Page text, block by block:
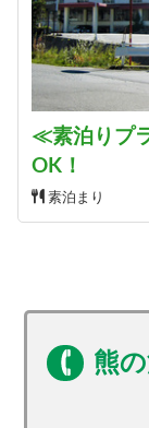
≪素泊りプ
OK！
素泊まり
熊